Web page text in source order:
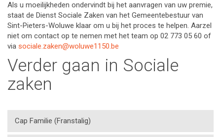
Als u moeilijkheden ondervindt bij het aanvragen van uw premie,
staat de Dienst Sociale Zaken van het Gemeentebestuur van
Sint-Pieters-Woluwe klaar om u bij het proces te helpen. Aarzel
niet om contact op te nemen met het team op 02 773 05 60 of
via sociale.zaken@woluwe1150.be
Verder gaan in Sociale
zaken
Cap Familie (Franstalig)